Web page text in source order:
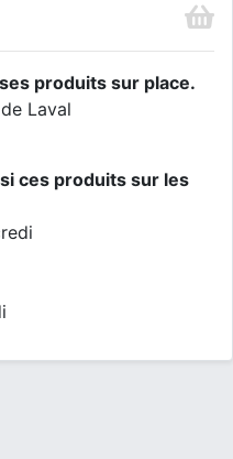
produits sur place.
Laval
ces produits sur les